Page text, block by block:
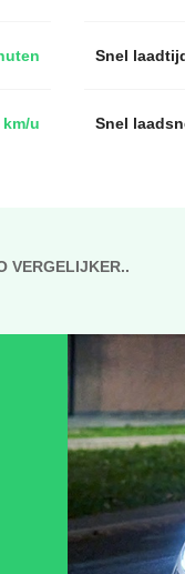
u
Snel
Snel
VERGELIJKER..